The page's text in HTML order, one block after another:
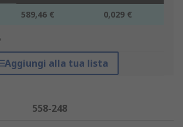
589,46 € 0,029 €
Aggiungi alla tua lista
558-248